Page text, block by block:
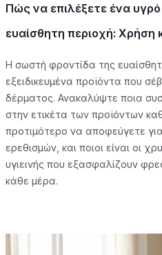
Πώς να επιλέξετε ένα
ευαίσθητη περιοχή: Χρήση
Η σωστή φροντίδα της
εξειδικευμένα προϊόντα που
δέρματος. Ανακαλύψτε ποια
στην ετικέτα των προϊόντων
προτιμότερο να αποφεύγετε
ερεθισμών, και ποιοι είναι οι
υγιεινής που εξασφαλίζουν
κάθε μέρα.